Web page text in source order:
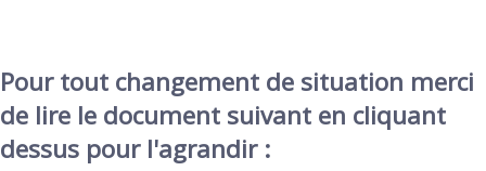
Pour tout changement de situation merci
de lire le document suivant en cliquant
dessus pour l'agrandir :